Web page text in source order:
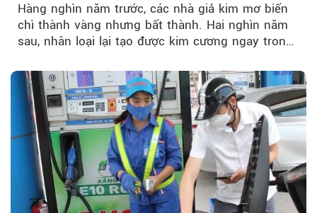
Hàng nghìn năm trước, các nhà giả kim mơ biến
chì thành vàng nhưng bất thành. Hai nghìn năm
sau, nhân loại lại tạo được kim cương ngay trong